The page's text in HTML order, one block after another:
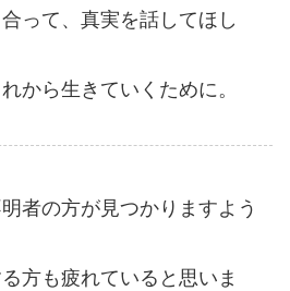
って、真実を話してほし
から生きていくために。
者の方が見つかりますよう
方も疲れていると思いま